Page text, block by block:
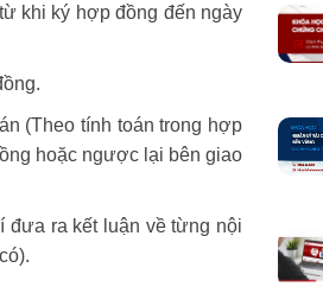
khi ký hợp đồng đến ngày
(Theo tính toán trong hợp
hoặc ngược lại bên giao
đưa ra kết luận về từng nội